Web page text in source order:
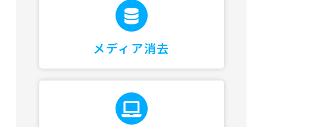
メディア消去